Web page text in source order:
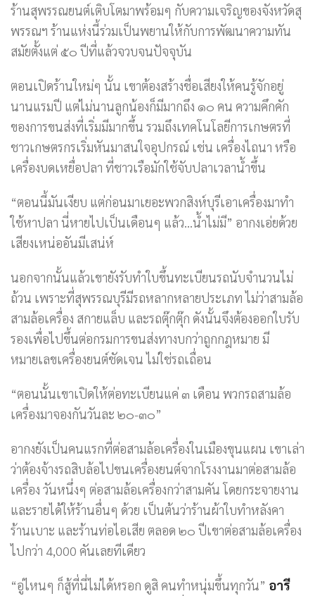
ร้านสุพรรณยนต์เติบโตมาพร้อมๆ กับความเจริญของจังหวัดสุ
พรรณฯ ร้านแห่งนี้ร่วมเป็นพยานให้กับการพัฒนาความทัน
สมัยตั้งแต่ ๕๐ ปีที่แล้วจวบจนปัจจุบัน
ตอนเปิดร้านใหม่ๆ นั้น เขาต้องสร้างชื่อเสียงให้คนรู้จักอยู่
นานแรมปี แต่ไม่นานลูกน้องก็มีมากถึง ๑๐ คน ความคึกคัก
ของการขนส่งที่เริ่มมีมากขึ้น รวมถึงเทคโนโลยีการเกษตรที่
ชาวเกษตรกรเริ่มหันมาสนใจอุปกรณ์ เช่น เครื่องไถนา หรือ
เครื่องบดเหยื่อปลา ที่ชาวเรือมักใช้จับปลาเวลาน้ำขึ้น
“ตอนนี้มันเงียบ แต่ก่อนมาเยอะพวกสิงห์บุรีเอาเครื่องมาทำ
ใช้หาปลา นี่หายไปเป็นเดือนๆ แล้ว…น้ำไม่มี” อากงเอ่ยด้วย
เสียงเหน่ออันมีเสน่ห์
นอกจากนั้นแล้วเขายังรับทำใบขึ้นทะเบียนรถนับจำนวนไม่
ถ้วน เพราะที่สุพรรณบุรีมีรถหลากหลายประเภท ไม่ว่าสามล้อ
สามล้อเครื่อง สกายแล็บ และรถตุ๊กตุ๊ก ดังนั้นจึงต้องออกใบรับ
รองเพื่อไปขึ้นต่อกรมการขนส่งทางบกว่าถูกกฎหมาย มี
หมายเลขเครื่องยนต์ชัดเจน ไม่ใช่รถเถื่อน
“ตอนนั้นเขาเปิดให้ต่อทะเบียนแค่ ๓ เดือน พวกรถสามล้อ
เครื่องมาจองกันวันละ ๒๐-๓๐”
อากงยังเป็นคนแรกที่ต่อสามล้อเครื่องในเมืองขุนแผน เขาเล่า
ว่าต้องจ้างรถสิบล้อไปขนเครื่องยนต์จากโรงงานมาต่อสามล้อ
เครื่อง วันหนึ่งๆ ต่อสามล้อเครื่องกว่าสามคัน โดยกระจายงาน
และรายได้ให้ร้านอื่นๆ ด้วย เป็นต้นว่าร้านผ้าใบทำหลังคา
ร้านเบาะ และร้านท่อไอเสีย ตลอด ๒๐ ปีเขาต่อสามล้อเครื่อง
ไปกว่า 4,000 คันเลยทีเดียว
“อู่ไหนๆ ก็สู้ที่นี่ไม่ได้หรอก ดูสิ คนทำหนุ่มขึ้นทุกวัน” อารี